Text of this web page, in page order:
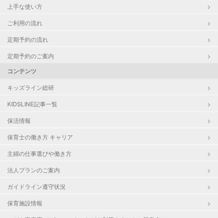
上手な使い方
ご利用の流れ
定期予約の流れ
定期予約のご案内
コンテンツ
キッズライン総研
KIDSLINE記事一覧
保活情報
保育士の働き方 キャリア
主婦の仕事選びや働き方
法人プランのご案内
ガイドライン遵守状況
保育施設情報